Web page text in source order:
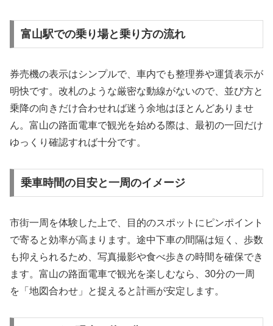
富山駅での乗り場と乗り方の流れ
券売機の表示はシンプルで、車内でも整理券や運賃表示が
明快です。改札のような厳密な動線がないので、並び方と
乗降の向きだけ合わせれば迷う余地はほとんどありませ
ん。富山の路面電車で観光を始める際は、最初の一回だけ
ゆっくり確認すれば十分です。
乗車時間の目安と一周のイメージ
市街一周を体験した上で、目的のスポットにピンポイント
で寄ると効率が高まります。途中下車の間隔は短く、歩数
も抑えられるため、写真撮影や食べ歩きの時間を確保でき
ます。富山の路面電車で観光を楽しむなら、30分の一周
を「地図合わせ」と捉えると計画が安定します。